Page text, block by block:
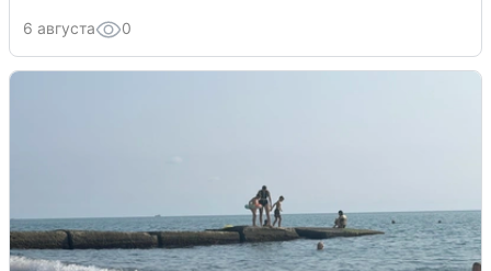
6 августа 0